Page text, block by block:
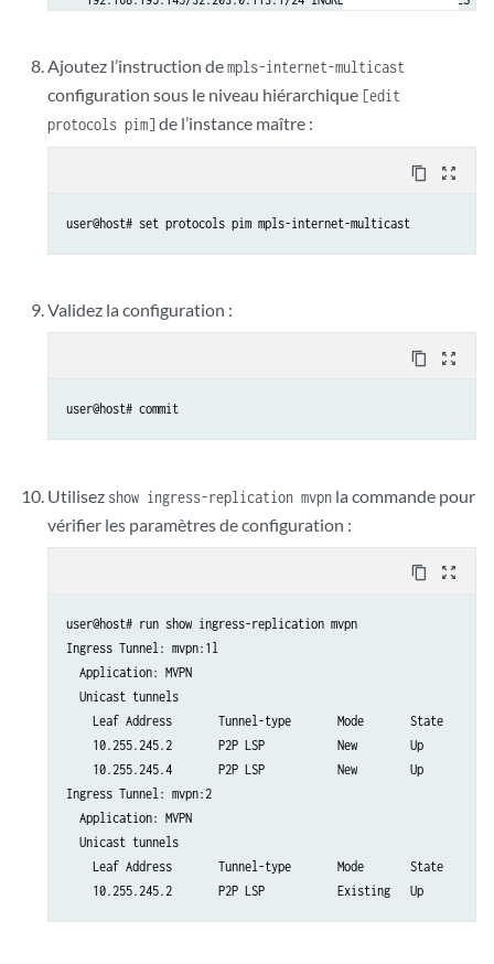
Ajoutez l’instruction dempls-internet-multicast
configuration sous le niveau hiérarchique [edit
protocols pim] de l’instance maître :
content_copy zoom_out_map
user@host# set protocols pim mpls-internet-multicast
Validez la configuration :
content_copy zoom_out_map
user@host# commit
Utilisez show ingress-replication mvpn la commande pour
vérifier les paramètres de configuration :
content_copy zoom_out_map
user@host# run show ingress-replication mvpn
Ingress Tunnel: mvpn:1l
  Application: MVPN
  Unicast tunnels
    Leaf Address       Tunnel-type       Mode       State
    10.255.245.2       P2P LSP           New        Up
    10.255.245.4       P2P LSP           New        Up
Ingress Tunnel: mvpn:2
  Application: MVPN
  Unicast tunnels
    Leaf Address       Tunnel-type       Mode       State